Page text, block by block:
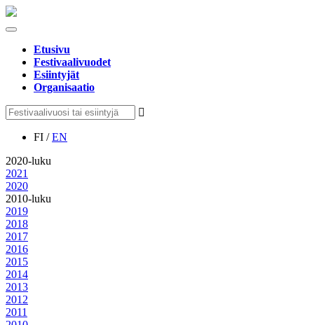
Etusivu
Festivaalivuodet
Esiintyjät
Organisaatio
FI /EN
2020-luku
2021
2020
2010-luku
2019
2018
2017
2016
2015
2014
2013
2012
2011